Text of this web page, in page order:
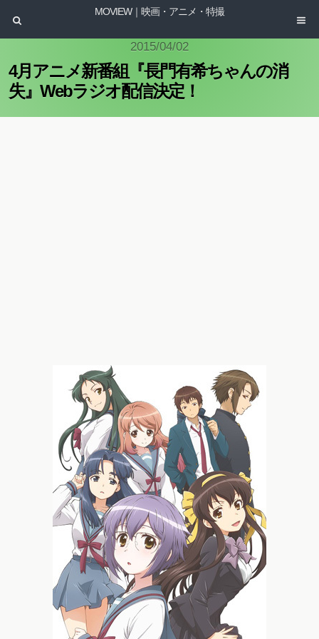
MOVIEW｜映画・アニメ・特撮
2015/04/02
4月アニメ新番組『長門有希ちゃんの消
失』Webラジオ配信決定！